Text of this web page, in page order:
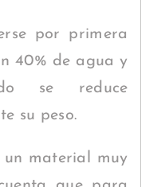
por primera
40% de agua y
se reduce
su peso.
un material muy